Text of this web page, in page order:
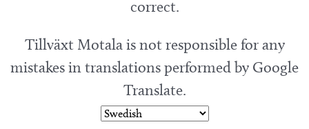
correct.
Tillväxt Motala is not responsible for any
mistakes in translations performed by Google
Translate.